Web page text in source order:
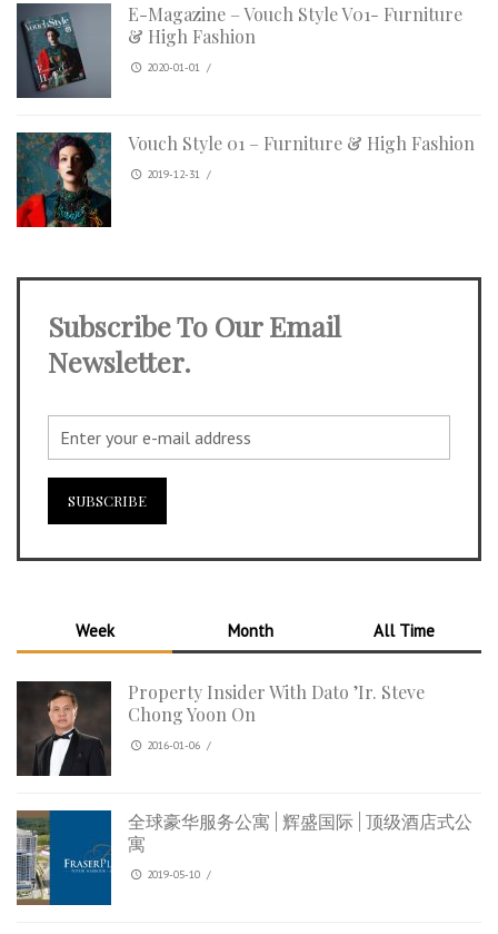
E-Magazine – Vouch Style V01- Furniture
& High Fashion
2020-01-01 /
Vouch Style 01 – Furniture & High Fashion
2019-12-31 /
Subscribe To Our Email
Newsletter.
Week Month All Time
Property Insider With Dato ’Ir. Steve
Chong Yoon On
2016-01-06 /
全球豪华服务公寓 | 辉盛国际 | 顶级酒店式公
寓
2019-05-10 /